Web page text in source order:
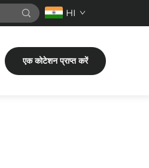
HI
एक कोटेशन प्राप्त करें